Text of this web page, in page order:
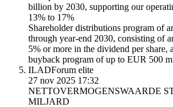
billion by 2030, supporting our
13% to 17%
Shareholder distributions program of
through year-end 2030, consisting of
5% or more in the dividend per share,
buyback program of up to EUR 500
ILADForum elite
27 nov 2025 17:32
NETTOVERMOGENSWAARDE
MILJARD